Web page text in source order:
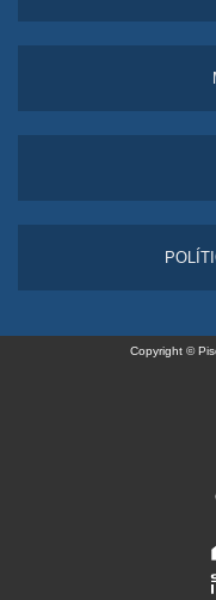
Copyright ©